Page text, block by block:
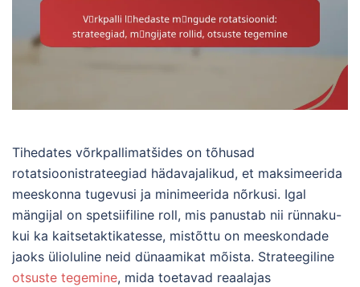
Tihedates võrkpallimatšides on tõhusad
rotatsioonistrateegiad hädavajalikud, et maksimeerida
meeskonna tugevusi ja minimeerida nõrkusi. Igal
mängijal on spetsiifiline roll, mis panustab nii rünnaku-
kui ka kaitsetaktikatesse, mistõttu on meeskondade
jaoks ülioluline neid dünaamikat mõista. Strateegiline
otsuste tegemine, mida toetavad reaalajas